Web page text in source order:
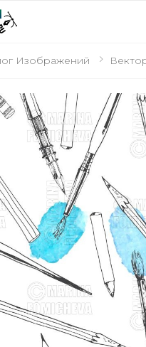
Изображений